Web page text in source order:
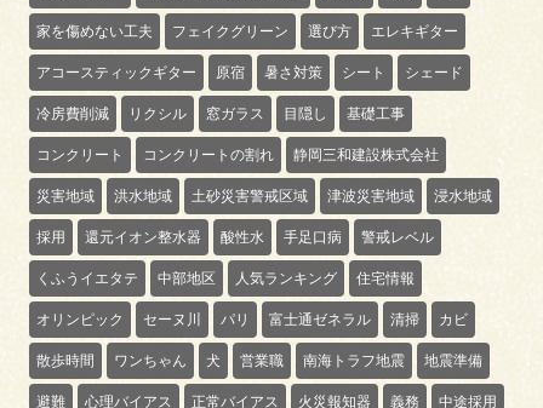
家を傷めない工夫 フェイクグリーン 選び方 エレキギター
アコースティックギター 原宿 暑さ対策 シート シェード
冷房費削減 リクシル 窓ガラス 目隠し 基礎工事
コンクリート コンクリートの割れ 静岡三和建設株式会社
災害地域 洪水地域 土砂災害警戒区域 津波災害地域 浸水地域
採用 還元イオン整水器 酸性水 手足口病 警戒レベル
くふうイエタテ 中部地区 人気ランキング 住宅情報
オリンピック セーヌ川 パリ 富士通ゼネラル 清掃 カビ
散歩時間 ワンちゃん 犬 営業職 南海トラフ地震 地震準備
避難 心理バイアス 正常バイアス 火災報知器 義務 中途採用